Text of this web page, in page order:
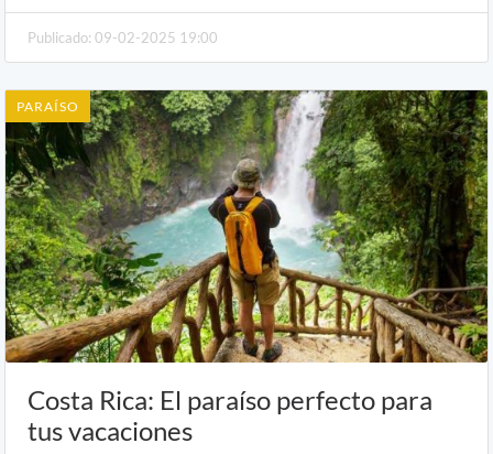
Publicado: 09-02-2025 19:00
PARAÍSO
Costa Rica: El paraíso perfecto para
tus vacaciones